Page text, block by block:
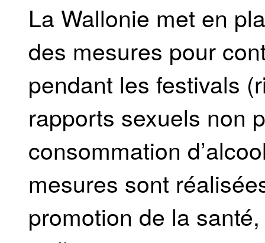
La Wallonie met en
des mesures pour
pendant les festivals
rapports sexuels non
consommation
mesures sont
promotion de la